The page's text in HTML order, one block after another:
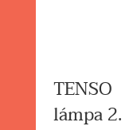
TENSO
lámpa 2.